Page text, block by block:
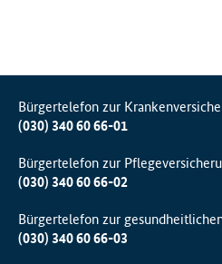
Bürgertelefon zur
(030) 340 60 66-01
Bürgertelefon zur
(030) 340 60 66-02
Bürgertelefon zur
(030) 340 60 66-03